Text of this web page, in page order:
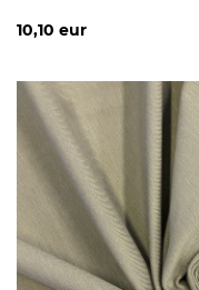
10,10 eur